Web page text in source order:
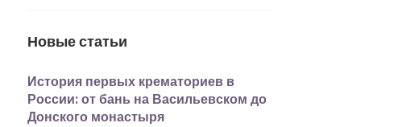
Новые статьи
История первых крематориев в
России: от бань на Васильевском до
Донского монастыря